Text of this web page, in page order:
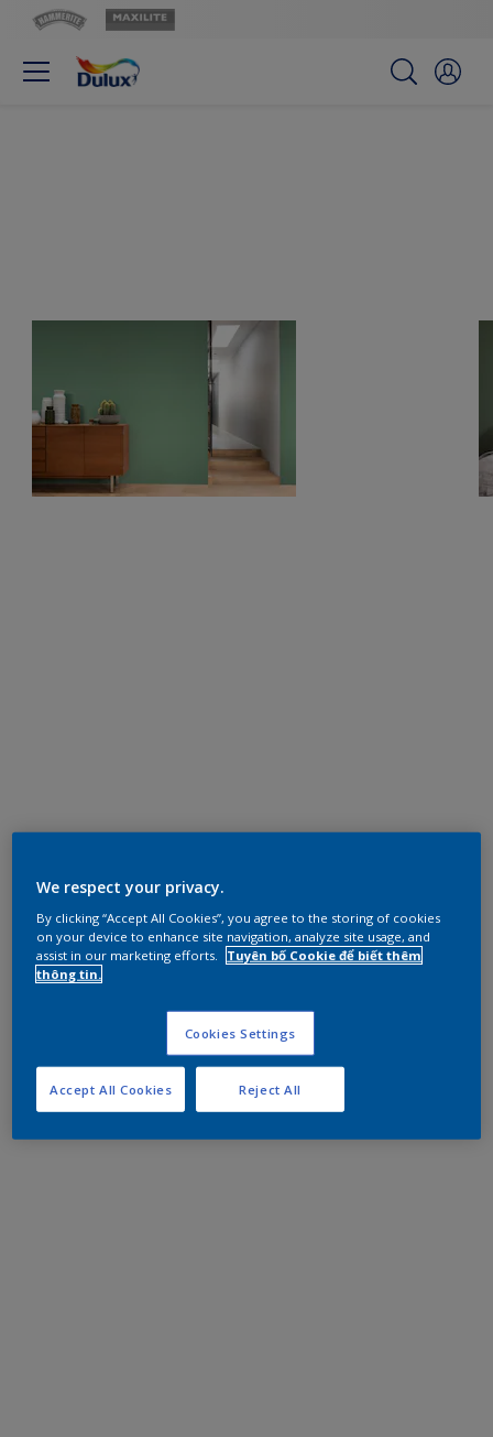
We respect your privacy.
By clicking “Accept All Cookies”, you agree to the storing of cookies
on your device to enhance site navigation, analyze site usage, and
assist in our marketing efforts.
Tuyên bố Cookie để biết thêm
thông tin.
Cookies Settings
Reject All
Accept All Cookies